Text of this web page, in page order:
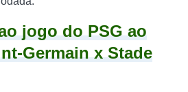
jogo do PSG ao
Germain x Stade